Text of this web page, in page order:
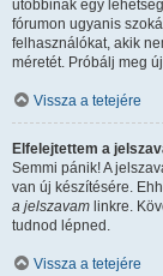
utóbbinak egy
fórumon ugyanis
felhasználókat, akik
méretét. Próbálj meg
Vissza a tetejére
Elfelejtettem a
Semmi pánik! A
van új készítésére.
a jelszavam linkre.
tudnod lépned.
Vissza a tetejére